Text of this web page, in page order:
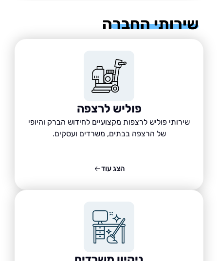
החברה
פוליש לרצפה
שירותי פוליש לרצפות מקצועיים לחידוש הברק והיופי
של הרצפה בבתים, משרדים ועסקים.